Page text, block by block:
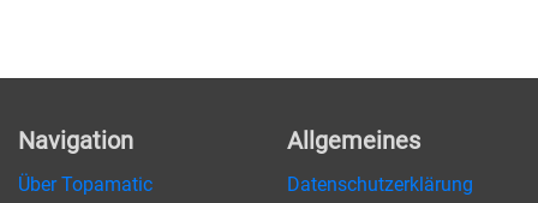
Navigation
Über Topamatic
Allgemeines
Datenschutzerklärung